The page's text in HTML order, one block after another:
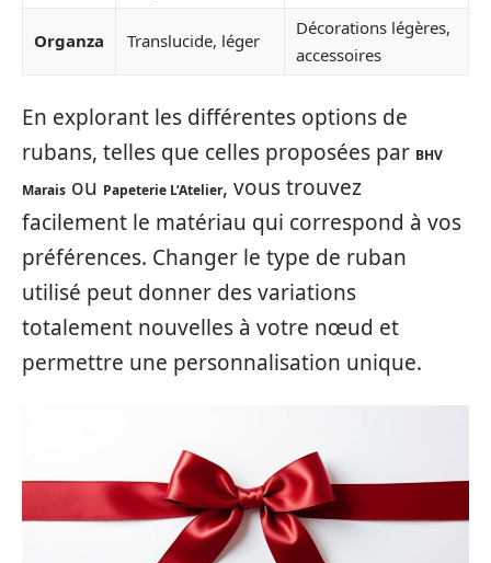
Organza Translucide, léger
Décorations légères,
accessoires
En explorant les différentes options de
rubans, telles que celles proposées par BHV
Marais ou Papeterie L’Atelier, vous trouvez
facilement le matériau qui correspond à vos
préférences. Changer le type de ruban
utilisé peut donner des variations
totalement nouvelles à votre nœud et
permettre une personnalisation unique.